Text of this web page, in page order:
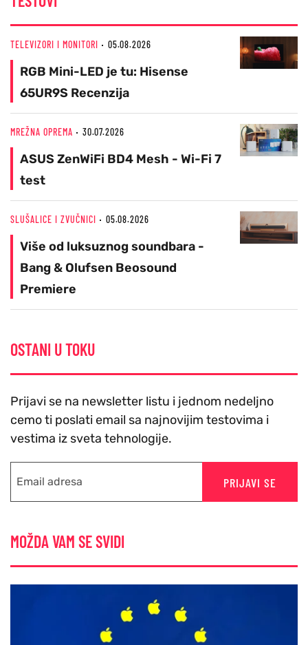
TELEVIZORI I MONITORI 05.08.2026
RGB Mini-LED je tu: Hisense
65UR9S Recenzija
MREŽNA OPREMA 30.07.2026
ASUS ZenWiFi BD4 Mesh - Wi-Fi 7
test
SLUŠALICE I ZVUČNICI 05.08.2026
Više od luksuznog soundbara -
Bang & Olufsen Beosound
Premiere
OSTANI U TOKU
Prijavi se na newsletter listu i jednom nedeljno
cemo ti poslati email sa najnovijim testovima i
vestima iz sveta tehnologije.
PRIJAVI SE
MOŽDA VAM SE SVIDI